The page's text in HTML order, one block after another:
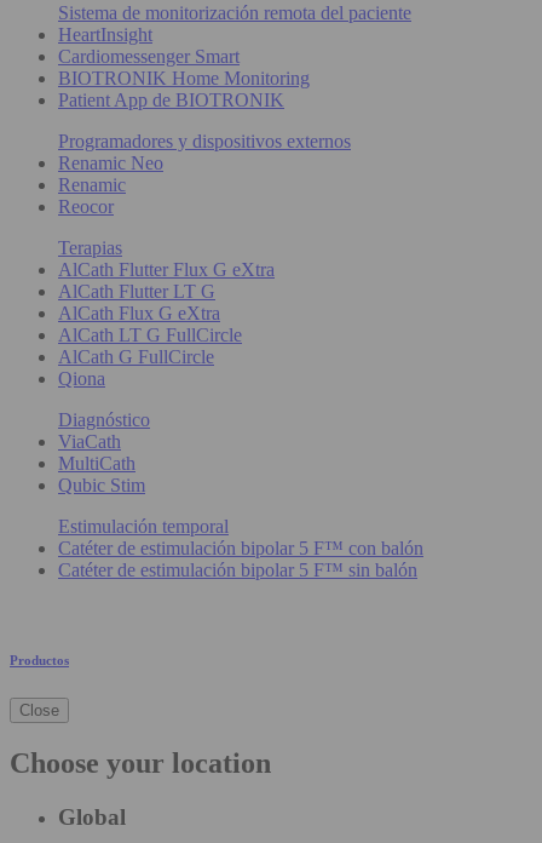
Sistema de monitorización remota del paciente
HeartInsight
Cardiomessenger Smart
BIOTRONIK Home Monitoring
Patient App de BIOTRONIK
Programadores y dispositivos externos
Renamic Neo
Renamic
Reocor
Terapias
AlCath Flutter Flux G eXtra
AlCath Flutter LT G
AlCath Flux G eXtra
AlCath LT G FullCircle
AlCath G FullCircle
Qiona
Diagnóstico
ViaCath
MultiCath
Qubic Stim
Estimulación temporal
Catéter de estimulación bipolar 5 F™ con balón
Catéter de estimulación bipolar 5 F™ sin balón
Productos
Close
Choose your location
Global